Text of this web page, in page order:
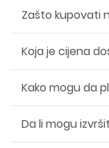
Zašto kupovati
Koja je cijena
Kako mogu da
Da li mogu